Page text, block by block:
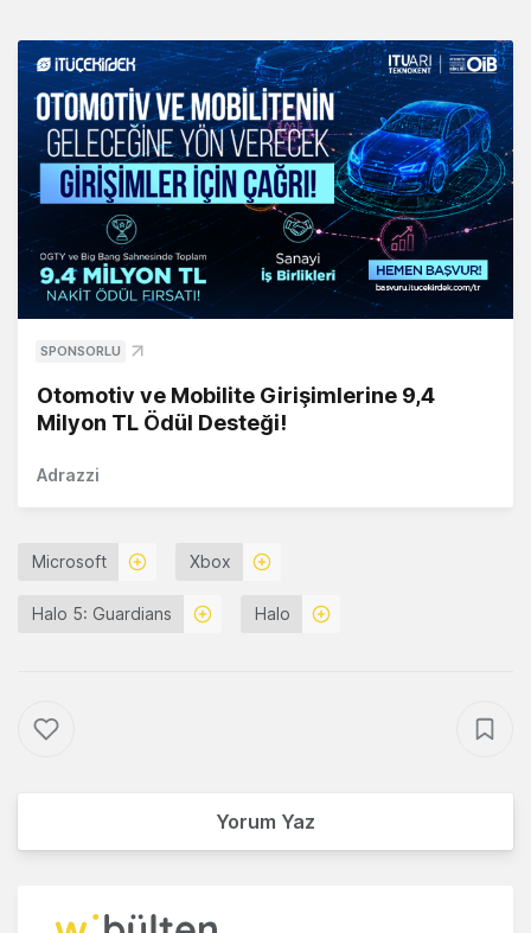
SPONSORLU
Otomotiv ve Mobilite Girişimlerine 9,4
Milyon TL Ödül Desteği!
Adrazzi
Microsoft Xbox
Halo 5: Guardians Halo
Yorum Yaz